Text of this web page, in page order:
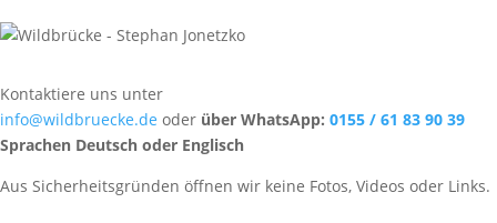
Kontaktiere uns unter
info@wildbruecke.de oder über WhatsApp: 0155 / 61 83 90 39
Sprachen Deutsch oder Englisch
Aus Sicherheitsgründen öffnen wir keine Fotos, Videos oder Links.